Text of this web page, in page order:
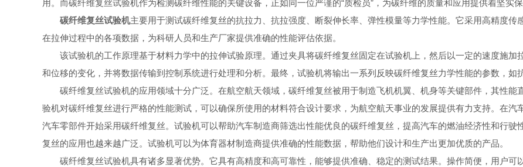
用。而碳纤维复丝试验机作为检测碳纤维性能的关键设备，正如同一位严谨的“质检员”，为碳纤维的质量和应用提供着坚实保
碳纤维复丝试验机主要用于测试碳纤维复丝的抗拉力、抗拉强度、断裂伸长率、弹性模量等力学性能。它采用高精度
在拉伸过程中的各项数据，为科研人员和生产厂家提供准确的性能评估依据。
该试验机的工作原理基于材料力学中的拉伸试验原理。通过夹具将碳纤维复丝固定在试验机上，然后以一定的速度施加
和位移的变化，并将数据传输到控制系统进行处理和分析。最终，试验机将输出一系列反映碳纤维复丝力学性能的参数，如
碳纤维复丝试验机的应用领域十分广泛。在航空航天领域，碳纤维复丝被用于制造飞机机翼、机身等关键部件，其性能
验机对碳纤维复丝进行严格的性能测试，可以确保所使用的材料符合设计要求，为航空航天事业的发展提供有力支持。在
汽车零部件开始采用碳纤维复丝。试验机可以帮助汽车制造商筛选出性能优良的碳纤维复丝，提高汽车的燃油经济性和行
复丝的应用也越来越广泛。试验机可以为体育器材制造商提供准确的性能数据，帮助他们设计和生产出更加优质的产品。
碳纤维复丝试验机具有诸多显著优势。它具有高精度和高可靠性，能够提供准确、稳定的测试结果。操作简便，用户可